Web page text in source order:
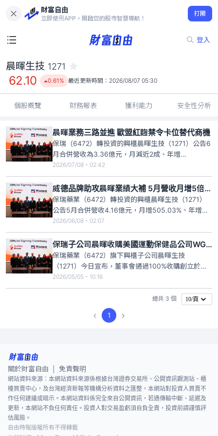
財富自由
立即使用APP，開啟您的股市智慧導航！
打開
登入
62.10
0.61%
晨暉生技 1271
62.10 0.61% 最近更新時間： 2026/08/07 05:30
個股概覽 財務報表 獲利能力 安全性分析
晨暉業務三路並進 歐盟紅麴禁令卡位替代商機
保瑞（6472）轉投資的興櫃晨暉生技（1271）公告6
月合併營收為3.36億元，月減近2成、年增
356.81%。晨暉表示，6月營收大幅年增，主要是反
映今年5月起併入子公司Weider Global Nutrition,
LLC營收貢獻，至於營收出現月減，則是因為5月營
收受惠美國好市多促銷活動帶動出貨
2026/07/08・02:42
威德品牌助攻晨暉業績大補 5月營收月增5倍、年增3.8倍
保瑞藥業（6472）轉投資的興櫃晨暉生技（1271）
公告5月合併營收4.16億元，月增505.03%、年增
380.79％，主要受惠於併購Weider Global
Nutrition（以下簡稱WGN）併入合併報表貢獻，相較
合併前晨暉單月營收約6000萬至9000萬元的營收區
間呈現跳躍式成長。
2026/06/08・02:07
保瑞子公司晨暉收購美國運動保健品公司WGN 躍升台灣前三大保健品公司
保瑞藥業（6472）旗下興櫃子公司晨暉生技
（1271）今日宣布，董事會通過100%收購創立於美
國亞利桑那州的運動保健品領導品牌Weider Global
Nutrition（以下簡稱WGN），簽約日即日交割。此案
以5000萬美元現金作為基礎對價，於交割時一次支
付；另約1200萬美元將視交割後12個月
2026/05/05・10:16
總共 3 個 10/頁
1
關於財富自由 免責聲明
網站資料來源：本網站資料來源係根據台灣證券交易所、公開資訊觀測站、櫃
檯買賣中心，及台灣經濟新報等機構分析資料之匯整，本網站對投資人買賣不
作任何建議或暗示。本網站資料係完全來自公開資訊，若遇傳輸中斷、延遲及
更新，本網站不負任何責任。投資人對交易盈虧須自負全責，投資前請謹慎評
估風險。
自由時報版權所有不得轉載